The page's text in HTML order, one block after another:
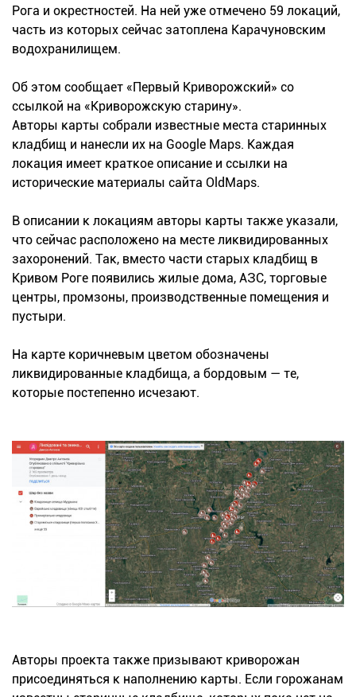
Рога и окрестностей. На ней уже отмечено 59 локаций,
часть из которых сейчас затоплена Карачуновским
водохранилищем.
Об этом сообщает «Первый Криворожский» со
ссылкой на «Криворожскую старину».
Авторы карты собрали известные места старинных
кладбищ и нанесли их на Google Maps. Каждая
локация имеет краткое описание и ссылки на
исторические материалы сайта OldMaps.
В описании к локациям авторы карты также указали,
что сейчас расположено на месте ликвидированных
захоронений. Так, вместо части старых кладбищ в
Кривом Роге появились жилые дома, АЗС, торговые
центры, промзоны, производственные помещения и
пустыри.
На карте коричневым цветом обозначены
ликвидированные кладбища, а бордовым — те,
которые постепенно исчезают.
Авторы проекта также призывают криворожан
присоединяться к наполнению карты. Если горожанам